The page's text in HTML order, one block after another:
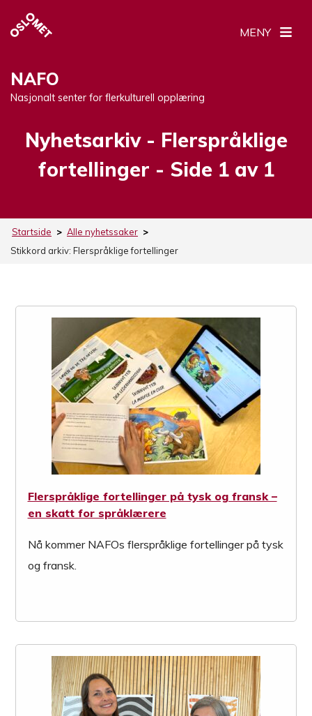
NAFO
Nasjonalt senter for flerkulturell opplæring
MENY
Nyhetsarkiv - Stikkord:
Flerspråklige
fortellinger - Side 1 av 1
Startside > Alle nyhetssaker >
Stikkord arkiv: Flerspråklige fortellinger
Flerspråklige fortellinger på tysk og fransk –
en skatt for språklærere
Nå kommer NAFOs flerspråklige fortellinger på tysk
og fransk.